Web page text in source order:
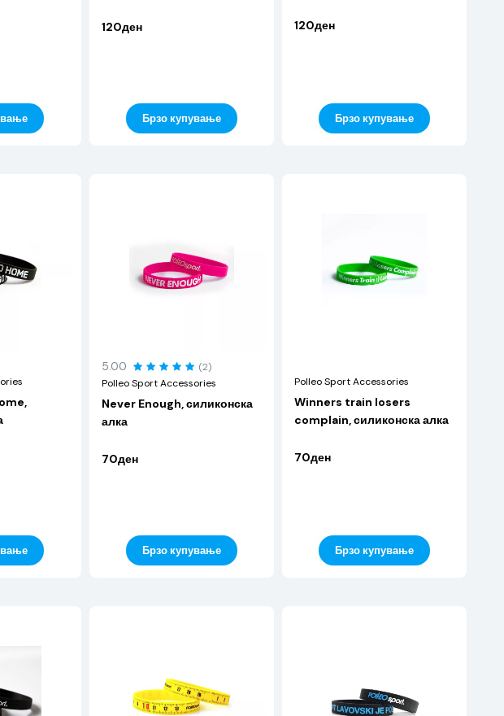
120ден
Брзо купување
120ден
Брзо купување
5.00
(2)
Polleo Sport Accessories
Never Enough, силиконска
алка
70ден
Брзо купување
Polleo Sport Accessories
Winners train losers
complain, силиконска алка
70ден
Брзо купување